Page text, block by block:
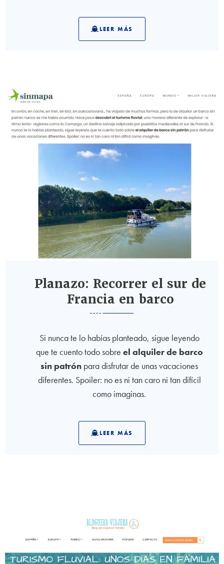
LEER MÁS
Planazo: Recorrer el sur de
Francia en barco
Si nunca te lo habías planteado, sigue leyendo
que te cuento todo sobre el alquiler de barco
sin patrón para disfrutar de unas vacaciones
diferentes. Spoiler: no es ni tan caro ni tan difícil
como imaginas.
LEER MÁS